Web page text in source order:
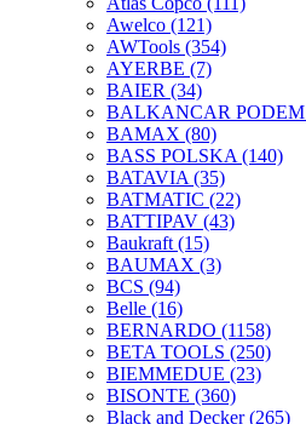
Awelco (121)
AWTools (354)
AYERBE (7)
BAIER (34)
BALKANCAR PODEM
BAMAX (80)
BASS POLSKA (140)
BATAVIA (35)
BATMATIC (22)
BATTIPAV (43)
Baukraft (15)
BAUMAX (3)
BCS (94)
Belle (16)
BERNARDO (1158)
BETA TOOLS (250)
BIEMMEDUE (23)
BISONTE (360)
Black and Decker(265)